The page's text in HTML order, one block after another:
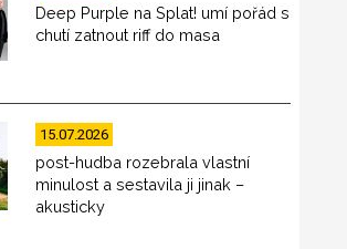
Deep Purple na Splat! umí pořád s
chutí zatnout riff do masa
15.07.2026
post-hudba rozebrala vlastní
minulost a sestavila ji jinak –
akusticky